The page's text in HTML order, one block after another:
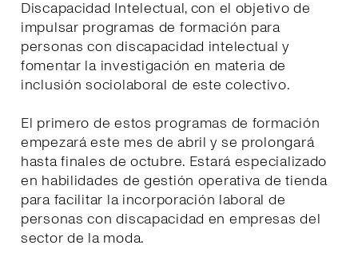
Discapacidad Intelectual, con el objetivo de
impulsar programas de formación para
personas con discapacidad intelectual y
fomentar la investigación en materia de
inclusión sociolaboral de este colectivo.
El primero de estos programas de formación
empezará este mes de abril y se prolongará
hasta finales de octubre. Estará especializado
en habilidades de gestión operativa de tienda
para facilitar la incorporación laboral de
personas con discapacidad en empresas del
sector de la moda.